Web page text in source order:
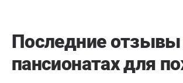
Последние отзывы
пансионатах для